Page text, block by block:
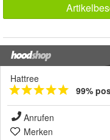
Hattree
99%
Anrufen
Merken